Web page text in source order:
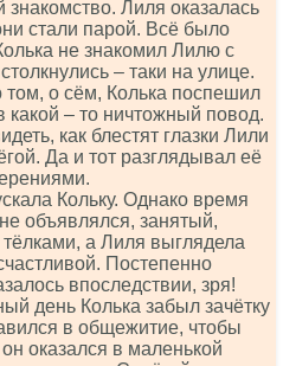
знакомство. Лиля оказалась
стали парой. Всё было
не знакомил Лилю с
– таки на улице.
том, о сём, Колька поспешил
какой – то ничтожный повод.
как блестят глазки Лили
Да и тот разглядывал её
Кольку. Однако время
объявлялся, занятый,
а Лиля выглядела
Постепенно
впоследствии, зря!
день Колька забыл зачётку
в общежитие, чтобы
оказался в маленькой